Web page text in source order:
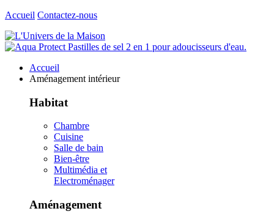
Accueil Contactez-nous
Accueil
Aménagement intérieur
Habitat
Chambre
Cuisine
Salle de bain
Bien-être
Multimédia et
Electroménager
Aménagement